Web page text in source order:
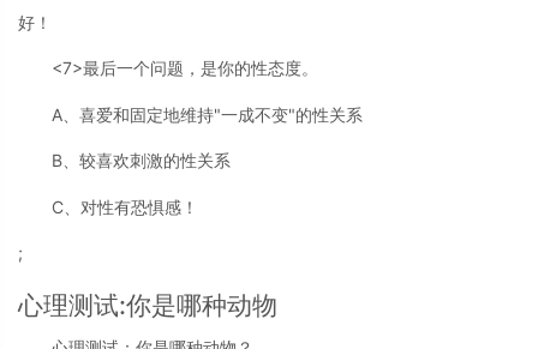
好！
<7>最后一个问题，是你的性态度。
A、喜爱和固定地维持"一成不变"的性关系
B、较喜欢刺激的性关系
C、对性有恐惧感！
;
心理测试:你是哪种动物